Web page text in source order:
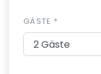
GÄSTE *